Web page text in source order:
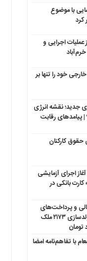
با موضوع
کرد
عملیات اجرایی و
خود را تنها بر
جدید؛ نقشه انرژی
پیامدهای رقابت
کارکنان
اجرای آزمایشی
بانکی در
مالی و پرداخت‌های
عمومی در شرایط جنگی/ مولدسازی ۲۱۷۳ ملک
با تفاهم‌نامه امضا